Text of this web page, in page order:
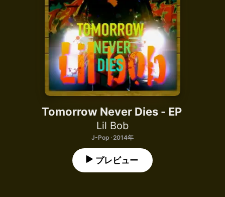
Apple Musicをインストール
Tomorrow Never Dies - EP
Lil Bob
J-Pop · 2014年
プレビュー